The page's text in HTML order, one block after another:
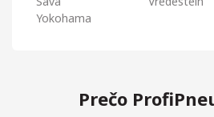
Yokohama
Prečo